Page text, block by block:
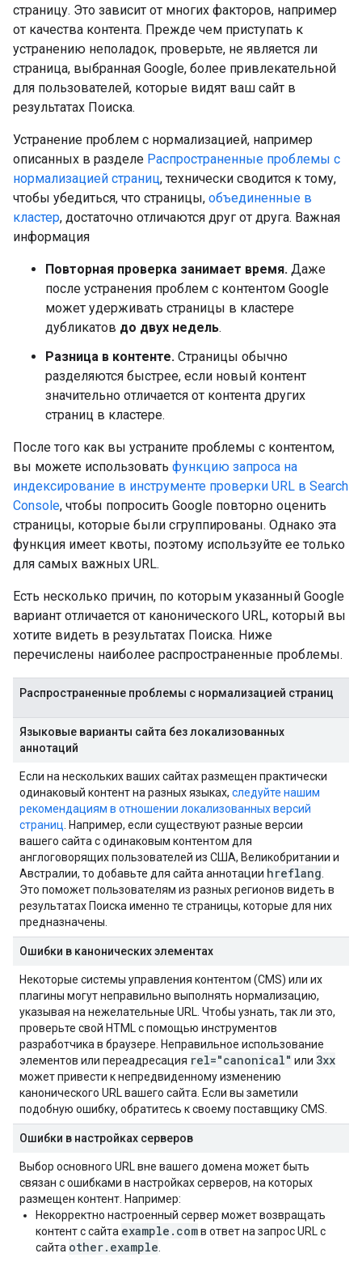
страницу. Это зависит от многих факторов, например
от качества контента. Прежде чем приступать к
устранению неполадок, проверьте, не является ли
страница, выбранная Google, более привлекательной
для пользователей, которые видят ваш сайт в
результатах Поиска.
Устранение проблем с нормализацией, например
описанных в разделе Распространенные проблемы с
нормализацией страниц, технически сводится к тому,
чтобы убедиться, что страницы, объединенные в
кластер, достаточно отличаются друг от друга. Важная
информация
Повторная проверка занимает время. Даже
после устранения проблем с контентом Google
может удерживать страницы в кластере
дубликатов до двух недель.
Разница в контенте. Страницы обычно
разделяются быстрее, если новый контент
значительно отличается от контента других
страниц в кластере.
После того как вы устраните проблемы с контентом,
вы можете использовать функцию запроса на
индексирование в инструменте проверки URL в Search
Console, чтобы попросить Google повторно оценить
страницы, которые были сгруппированы. Однако эта
функция имеет квоты, поэтому используйте ее только
для самых важных URL.
Есть несколько причин, по которым указанный Google
вариант отличается от канонического URL, который вы
хотите видеть в результатах Поиска. Ниже
перечислены наиболее распространенные проблемы.
Распространенные проблемы с нормализацией страниц
Языковые варианты сайта без локализованных
аннотаций
Если на нескольких ваших сайтах размещен практически
одинаковый контент на разных языках, следуйте нашим
рекомендациям в отношении локализованных версий
страниц . Например, если существуют разные версии
вашего сайта с одинаковым контентом для
англоговорящих пользователей из США, Великобритании и
Австралии, то добавьте для сайта аннотации hreflang
Это поможет пользователям из разных регионов видеть в
результатах Поиска именно те страницы, которые для них
предназначены.
Ошибки в канонических элементах
Некоторые системы управления контентом (CMS) или их
плагины могут неправильно выполнять нормализацию,
указывая на нежелательные URL. Чтобы узнать, так ли это,
проверьте свой HTML с помощью инструментов
разработчика в браузере. Неправильное использование
элементов или переадресация rel="canonical" или 3xx
может привести к непредвиденному изменению
канонического URL вашего сайта. Если вы заметили
подобную ошибку, обратитесь к своему поставщику CMS.
Ошибки в настройках серверов
Выбор основного URL вне вашего домена может быть
связан с ошибками в настройках серверов, на которых
размещен контент. Например:
Некорректно настроенный сервер может возвращать
контент с сайта example.comв ответ на запрос URL с
сайта other.example